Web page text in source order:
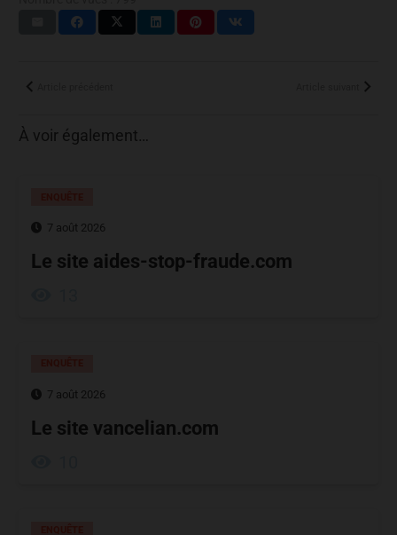
À voir également…
7 août 2026
Le site aides-stop-fraude.com
7 août 2026
Le site vancelian.com